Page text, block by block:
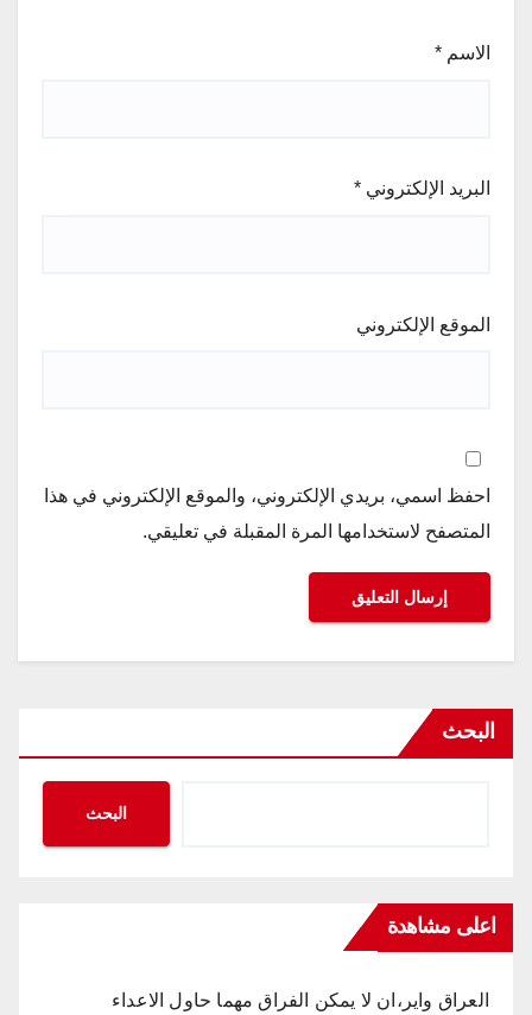
الاسم *
البريد الإلكتروني *
الموقع الإلكتروني
احفظ اسمي، بريدي الإلكتروني، والموقع الإلكتروني في هذا
المتصفح لاستخدامها المرة المقبلة في تعليقي.
البحث
البحث
اعلى مشاهدة
العراق واير،ان لا يمكن الفراق مهما حاول الاعداء